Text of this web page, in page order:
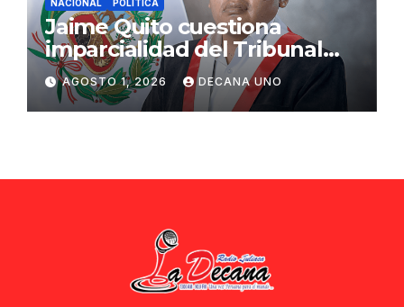
NACIONAL POLÍTICA
Jaime Quito cuestiona
imparcialidad del Tribunal
Constitucional tras liberación
de Ollanta Humala
AGOSTO 1, 2026 DECANA UNO